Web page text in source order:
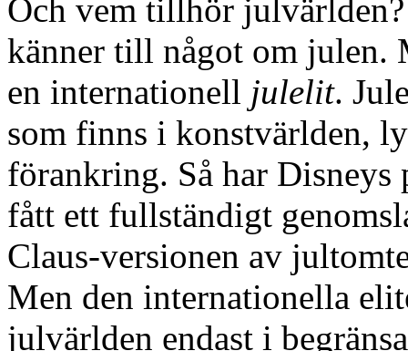
Och vem tillhör
känner till något om julen.
en internationell julelit.
som finns i konstvärlden,
förankring. Så har
fått ett fullständigt
Claus-versionen av
Men den internationella
julvärlden endast i